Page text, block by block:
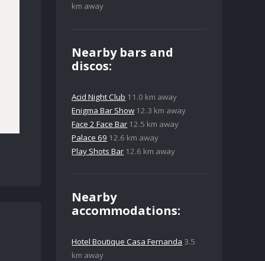
km away
Nearby bars and
discos:
Acid Night Club 11.0 km away
Enigma Bar Show 12.3 km away
Face 2 Face Bar 12.5 km away
Palace 69 12.6 km away
Play Shots Bar 12.6 km away
Nearby
accommodations:
Hotel Boutique Casa Fernanda 3.5
km away